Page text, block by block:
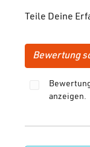
Teile Deine
Bewertung
anzeigen.